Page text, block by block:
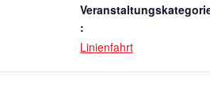
:
Linienfahrt